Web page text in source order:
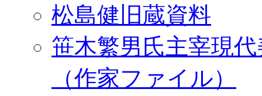
松島健旧蔵資料
笹木繁男氏主宰現
（作家ファイル）